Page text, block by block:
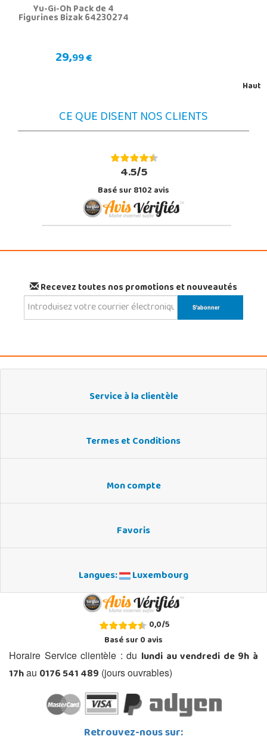
Yu-Gi-Oh Pack de 4
Figurines Bizak 64230274
29,99 €
Haut
CE QUE DISENT NOS CLIENTS
4.5/5
Basé sur 8102 avis
Recevez toutes nos promotions et nouveautés
Service à la clientèle
Termes et Conditions
Mon compte
Favoris
Langues: Luxembourg
0,0/5
Basé sur0avis
Horaire Service clientèle : du lundi au vendredi de 9h à
17hau 0176 541 489 (jours ouvrables)
Retrouvez-nous sur: